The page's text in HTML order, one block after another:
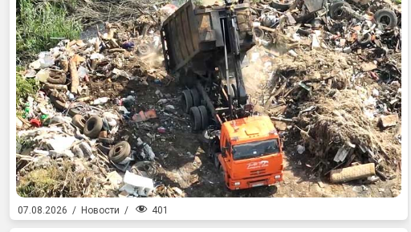
07.08.2026 / Новости / 401